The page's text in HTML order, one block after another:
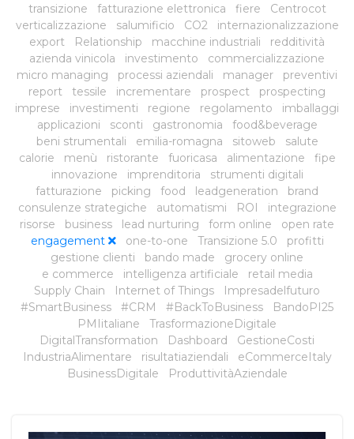
transizione
fatturazione elettronica fiere
Centrocot
verticalizzazione
salumificio CO2
internazionalizzazione
export
Relationship macchine industriali
redditività
azienda vinicola
investimento
commercializzazione
micro managing
processi aziendali manager
preventivi
report
tessile incrementare prospect
prospecting
imprese
investimenti regione regolamento
imballaggi
applicazioni
sconti gastronomia
food&beverage
beni strumentali
emilia-romagna sitoweb
salute
calorie
menù ristorante fuoricasa alimentazione
fipe
innovazione
imprenditoria
strumenti digitali
fatturazione
picking food leadgeneration
brand
consulenze strategiche
automatismi ROI
integrazione
risorse
business lead nurturing form online
open rate
engagement
one-to-one Transizione 5.0
profitti
gestione clienti
bando made
grocery online
e commerce
intelligenza artificiale
retail media
Supply Chain
Internet of Things
Impresadelfuturo
#SmartBusiness
#CRM #BackToBusiness
BandoPI25
PMIitaliane
TrasformazioneDigitale
DigitalTransformation
Dashboard
GestioneCosti
IndustriaAlimentare
risultatiaziendali
eCommerceItaly
BusinessDigitale
ProduttivitàAziendale